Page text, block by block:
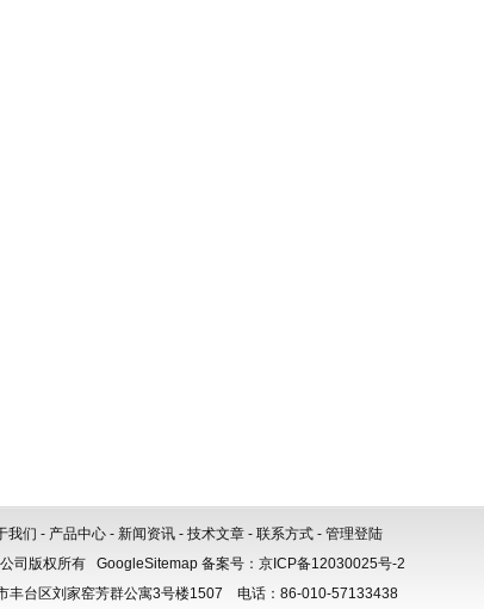
我们 - 产品中心 - 新闻资讯 - 技术文章 - 联系方式 - 管理登陆
司版权所有 GoogleSitemap备案号： 京ICP备12030025号-2
丰台区刘家窑芳群公寓3号楼1507 电话：86-010-57133438